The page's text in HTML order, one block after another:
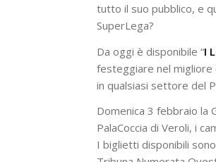
tutto il suo pubblico, e
SuperLega?
Da oggi è disponibile “I
festeggiare nel migliore
in qualsiasi settore del
Domenica 3 febbraio la
PalaCoccia di Veroli, i
I biglietti disponibili